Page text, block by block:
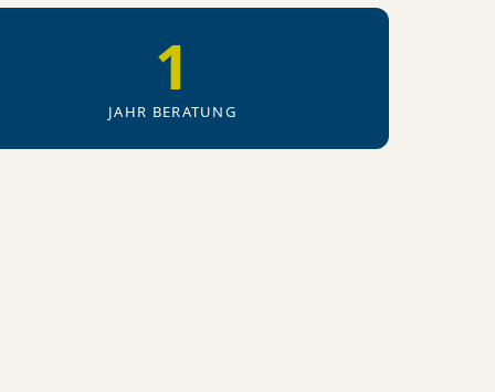
1
JAHR BERATUNG